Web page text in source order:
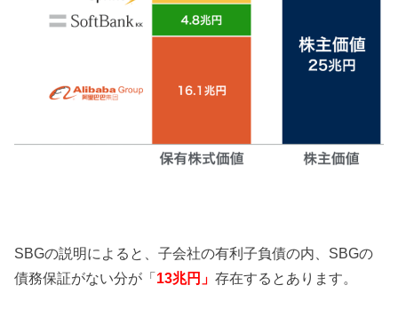
SBGの説明によると、子会社の有利子負債の内、SBGの
債務保証がない分が「13兆円」存在するとあります。